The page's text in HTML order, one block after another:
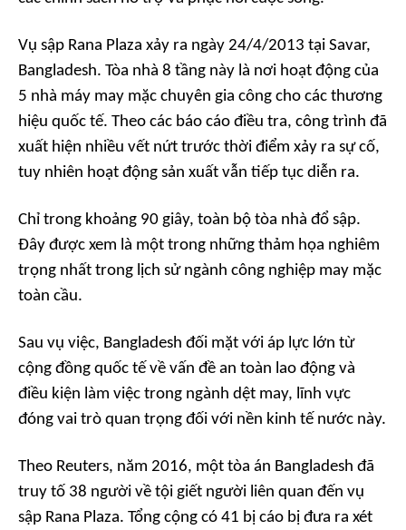
Vụ sập Rana Plaza xảy ra ngày 24/4/2013 tại Savar,
Bangladesh. Tòa nhà 8 tầng này là nơi hoạt động của
5 nhà máy may mặc chuyên gia công cho các thương
hiệu quốc tế. Theo các báo cáo điều tra, công trình đã
xuất hiện nhiều vết nứt trước thời điểm xảy ra sự cố,
tuy nhiên hoạt động sản xuất vẫn tiếp tục diễn ra.
Chỉ trong khoảng 90 giây, toàn bộ tòa nhà đổ sập.
Đây được xem là một trong những thảm họa nghiêm
trọng nhất trong lịch sử ngành công nghiệp may mặc
toàn cầu.
Sau vụ việc, Bangladesh đối mặt với áp lực lớn từ
cộng đồng quốc tế về vấn đề an toàn lao động và
điều kiện làm việc trong ngành dệt may, lĩnh vực
đóng vai trò quan trọng đối với nền kinh tế nước này.
Theo Reuters, năm 2016, một tòa án Bangladesh đã
truy tố 38 người về tội giết người liên quan đến vụ
sập Rana Plaza. Tổng cộng có 41 bị cáo bị đưa ra xét